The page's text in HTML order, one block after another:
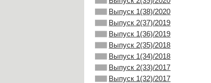
Выпуск 1(38)/2020
Выпуск 2(37)/2019
Выпуск 1(36)/2019
Выпуск 2(35)/2018
Выпуск 1(34)/2018
Выпуск 2(33)/2017
Выпуск 1(32)/2017